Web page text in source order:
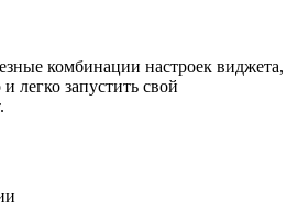
комбинации настроек виджета,
легко запустить свой